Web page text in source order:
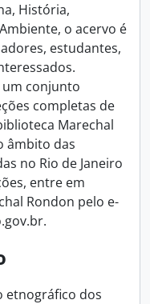
História,
o acervo é
estudantes,
conjunto
completas de
Marechal
âmbito das
no Rio de Janeiro
entre em
Rondon pelo e-
etnográfico dos